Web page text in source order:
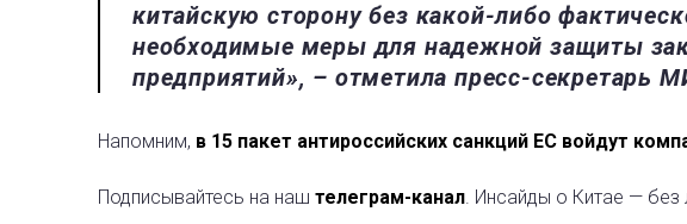
китайскую сторону без какой-либо
необходимые меры для надежной защиты
предприятий», – отметила пресс-секретарь
Напомним, в 15 пакет антироссийских санкций ЕС войдут
Подписывайтесь на наш телеграм-канал. Инсайды о Китае — без